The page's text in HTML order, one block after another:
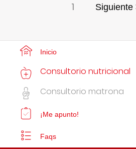
1 Siguiente
Inicio
Consultorio nutricional
Consultorio matrona
¡Me apunto!
Faqs